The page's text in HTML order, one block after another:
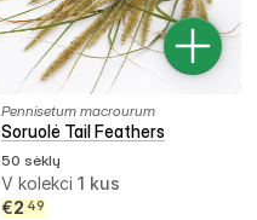
Pennisetum macrourum
Soruolė Tail Feathers
50 sėklų
V kolekci 1 kus
€2 49